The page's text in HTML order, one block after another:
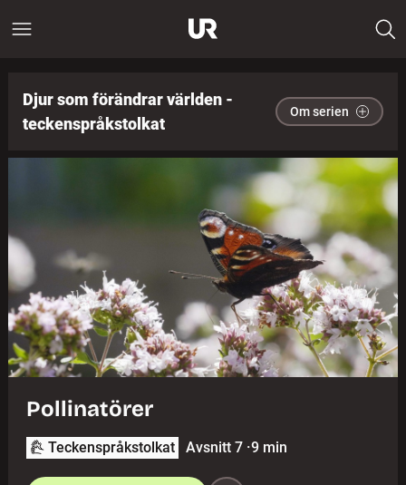
Djur som förändrar världen -
teckenspråkstolkat
Om serien
Pollinatörer
Teckenspråkstolkat Avsnitt 7 ·9 min